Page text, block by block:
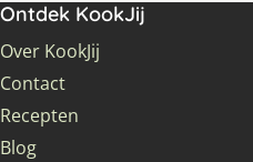
Ontdek KookJij
Over KookJij
Contact
Recepten
Blog